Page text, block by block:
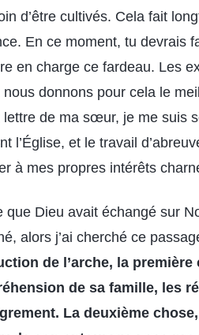
d’être cultivés. Cela fait
En ce moment, tu devrais
en charge ce fardeau. Les
donnons pour cela le
de ma sœur, je me suis
l’Église, et le travail
à mes propres intérêts
que Dieu avait échangé sur
alors j’ai cherché ce
de l’arche, la
de sa famille, les
La deuxième